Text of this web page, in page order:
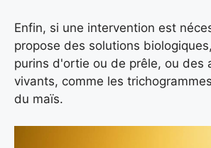
Enfin, si une intervention est
propose des solutions
purins d'ortie ou de prêle, ou des
vivants, comme les
du maïs.